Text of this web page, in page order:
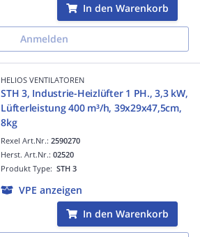
In den Warenkorb
Anmelden
HELIOS VENTILATOREN
STH 3, Industrie-Heizlüfter 1 PH., 3,3 kW,
Lüfterleistung 400 m³/h, 39x29x47,5cm,
8kg
Rexel Art.Nr.: 2590270
Produkt Type: STH 3
Herst. Art.Nr.: 02520
VPE anzeigen
In den Warenkorb